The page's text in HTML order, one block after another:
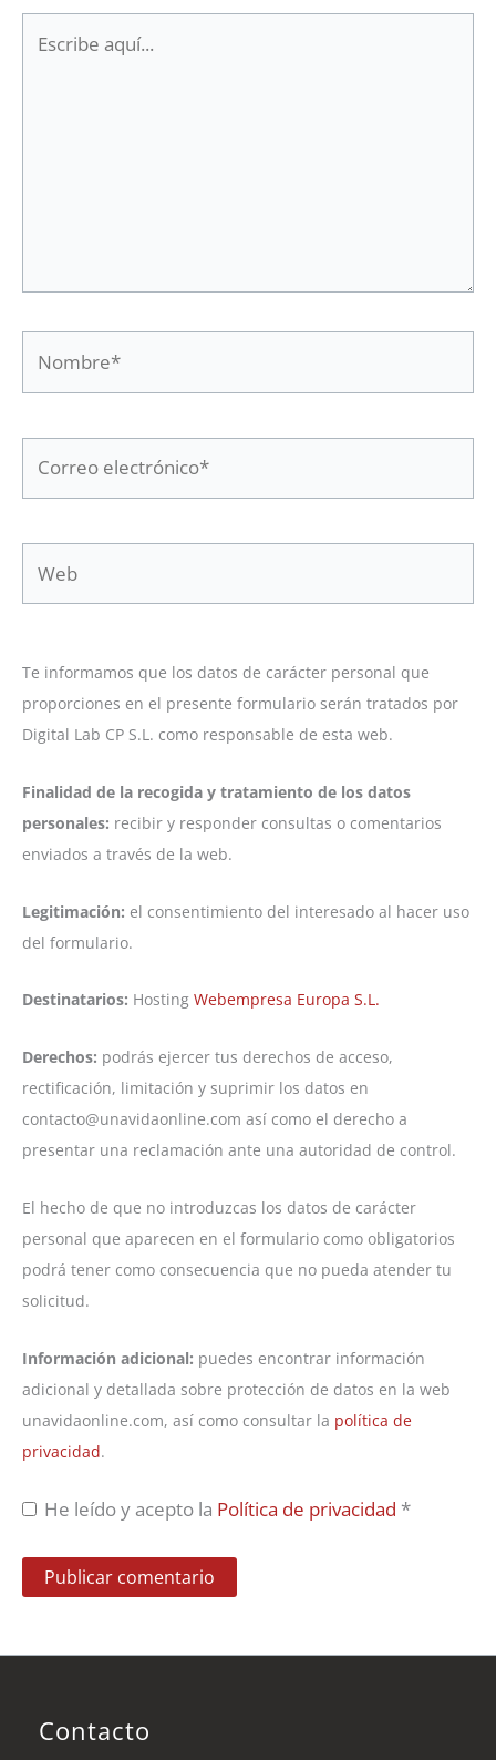
aquí...
electrónico*
Te informamos que los datos de carácter personal que
proporciones en el presente formulario serán tratados por
Digital Lab CP S.L. como responsable de esta web.
Finalidad de la recogida y tratamiento de los datos
personales: recibir y responder consultas o comentarios
enviados a través de la web.
Legitimación: el consentimiento del interesado al hacer uso
del formulario.
Destinatarios: Hosting Webempresa Europa S.L.
Derechos: podrás ejercer tus derechos de acceso,
rectificación, limitación y suprimir los datos en
contacto@unavidaonline.com así como el derecho a
presentar una reclamación ante una autoridad de control.
El hecho de que no introduzcas los datos de carácter
personal que aparecen en el formulario como obligatorios
podrá tener como consecuencia que no pueda atender tu
solicitud.
Información adicional: puedes encontrar información
adicional y detallada sobre protección de datos en la web
unavidaonline.com, así como consultar la política de
privacidad.
He leído y acepto la Política de privacidad *
Contacto